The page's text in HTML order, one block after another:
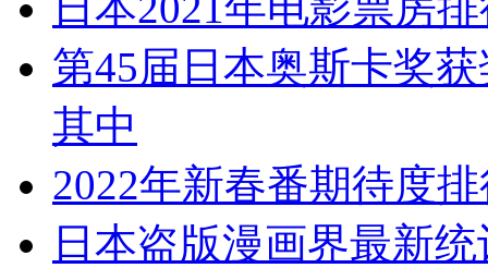
第45届日本奥斯卡奖
其中
2022年新春番期待度
日本盗版漫画界最新